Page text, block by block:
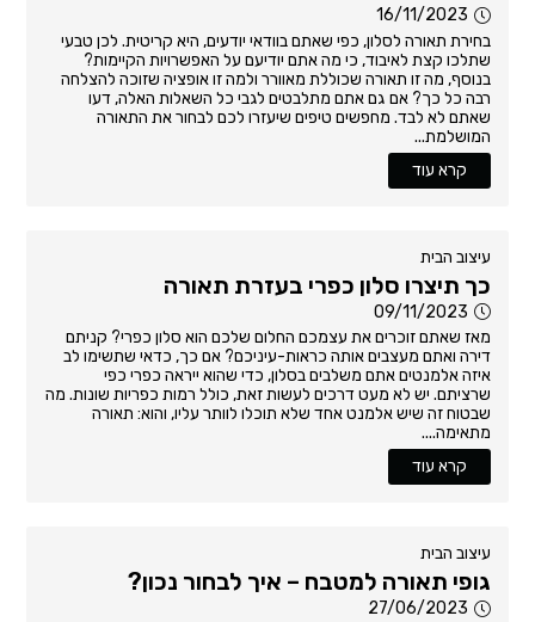
16/11/2023
בחירת תאורה לסלון, כפי שאתם בוודאי יודעים, היא קריטית. לכן טבעי
שתלכו קצת לאיבוד, כי מה אתם יודיעם על האפשרויות הקיימות?
בנוסף, מה זו תאורה שכוללת מאוורר ולמה זו אופציה שזוכה להצלחה
רבה כל כך? אם גם אתם מתלבטים לגבי כל השאלות האלה, דעו
שאתם לא לבד. מחפשים טיפים שיעזרו לכם לבחור את התאורה
המושלמת...
קרא עוד
עיצוב הבית
כך תיצרו סלון כפרי בעזרת תאורה
09/11/2023
מאז שאתם זוכרים את עצמכם החלום שלכם הוא סלון כפרי? קניתם
דירה ואתם מעצבים אותה כראות-עיניכם? אם כך, כדאי שתשימו לב
איזה אלמנטים אתם משלבים בסלון, כדי שהוא ייראה כפרי כפי
שרציתם. יש לא מעט דרכים לעשות זאת, כולל רמות כפריות שונות. מה
שבטוח זה שיש אלמנט אחד שלא תוכלו לוותר עליו, והוא: תאורה
מתאימה....
קרא עוד
עיצוב הבית
גופי תאורה למטבח – איך לבחור נכון?
27/06/2023